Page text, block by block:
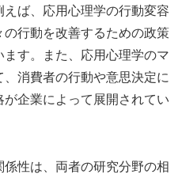
ば、応用心理学の行動変容
行動を改善するための政策
す。また、応用心理学のマ
消費者の行動や意思決定に
企業によって展開されてい
性は、両者の研究分野の相